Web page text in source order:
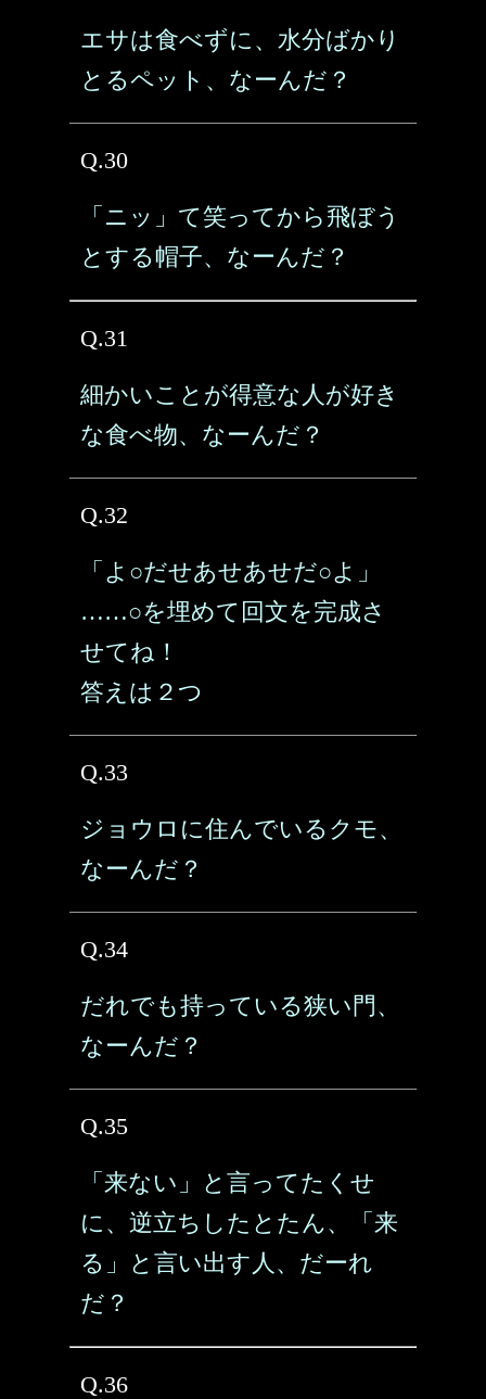
エサは食べずに、水分ばかり
とるペット、なーんだ？
Q.30
「ニッ」て笑ってから飛ぼう
とする帽子、なーんだ？
Q.31
細かいことが得意な人が好き
な食べ物、なーんだ？
Q.32
「よ○だせあせあせだ○よ」
……○を埋めて回文を完成さ
せてね！
答えは２つ
Q.33
ジョウロに住んでいるクモ、
なーんだ？
Q.34
だれでも持っている狭い門、
なーんだ？
Q.35
「来ない」と言ってたくせ
に、逆立ちしたとたん、「来
る」と言い出す人、だーれ
だ？
Q.36